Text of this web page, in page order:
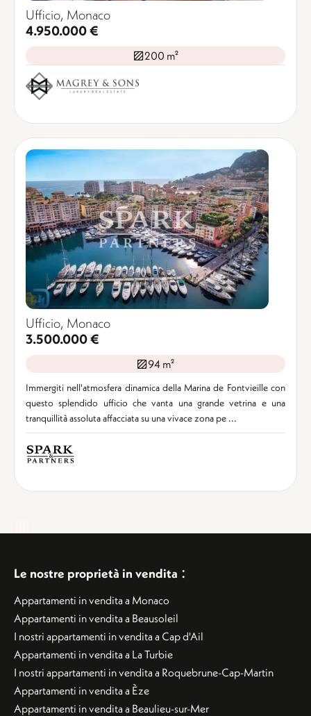
Ufficio, Monaco
4.950.000 €
200 m²
Ufficio, Monaco
3.500.000 €
94 m²
Immergiti nell'atmosfera dinamica della Marina de Fontvieille con
questo splendido ufficio che vanta una grande vetrina e una
tranquillità assoluta affacciata su una vivace zona pe ...
Le nostre proprietà in vendita :
Appartamenti in vendita a Monaco
Appartamenti in vendita a Beausoleil
I nostri appartamenti in vendita a Cap d'Ail
Appartamenti in vendita a La Turbie
I nostri appartamenti in vendita a Roquebrune-Cap-Martin
Appartamenti in vendita a Èze
Appartamenti in vendita a Beaulieu-sur-Mer